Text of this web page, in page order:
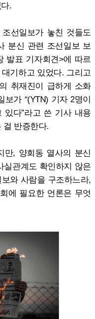
.
선일보가 놓친 것들도
분신 관련 조선일보 보
발표 기자회견>에 따르
기하고 있었다. 그리고
취재진이 급하게 소화
가 “(YTN) 기자 2명이
있다”라고 쓴 기사 내용
걸 반증한다.
만, 양회동 열사의 분신
실관계도 확인하지 않은
와 사람을 구조하느라,
에 필요한 언론은 무엇